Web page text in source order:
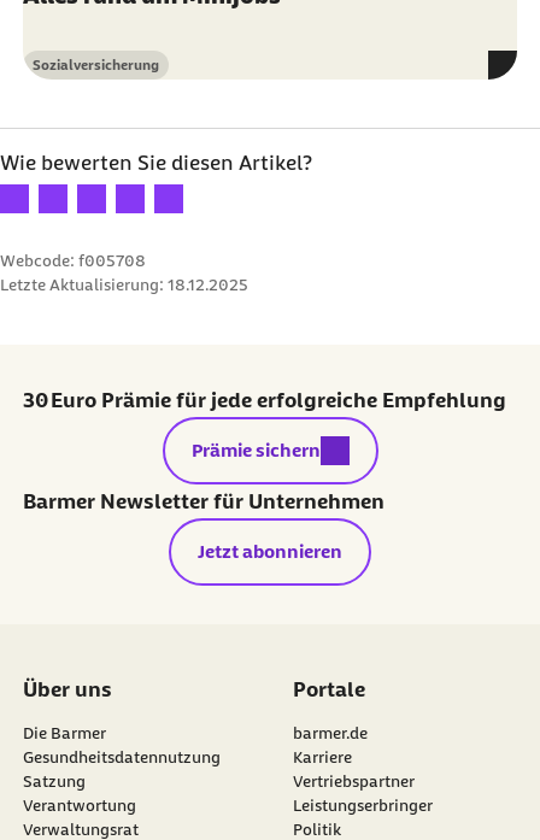
Kategorie
Sozialversicherung
Wie bewerten Sie diesen Artikel?
Ihre Bewertung: 1 Stern
Ihre Bewertung: 2 Sterne
Ihre Bewertung: 3 Sterne
Ihre Bewertung: 4 Sterne
Ihre Bewertung: 5 Sterne
Webcode: f005708
Letzte Aktualisierung: 18.12.2025
30 Euro Prämie für jede erfolgreiche Empfehlung
externer Link:
Prämie sichern
Barmer Newsletter für Unternehmen
Jetzt abonnieren
Über uns
Die Barmer
Gesundheitsdatennutzung
Satzung
Verantwortung
Verwaltungsrat
Portale
barmer.de
Karriere
Vertriebspartner
Leistungserbringer
Politik